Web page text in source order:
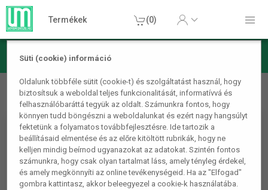
Süti (cookie) információ
Oldalunk többféle sütit (cookie-t) és szolgáltatást használ, hogy
biztosítsuk a weboldal teljes funkcionalitását, informatívvá és
felhasználóbaráttá tegyük az oldalt. Számunkra fontos, hogy
könnyen tudd böngészni a weboldalunkat és ezért nagy hangsúlyt
fektetünk a folyamatos továbbfejlesztésre. Ide tartozik a
beállításaid elmentése és az előre kitöltött rubrikák, hogy ne
kelljen mindig beírnod ugyanazokat az adatokat. Szintén fontos
számunkra, hogy csak olyan tartalmat láss, amely tényleg érdekel,
és amely megkönnyíti az online tevékenységeid. Ha az "Elfogad"
gombra kattintasz, akkor beleegyezel a cookie-k használatába.
Termékek (0)
Sport termékek Fittness eszközök
Csúszásgátló korong
edzéshez